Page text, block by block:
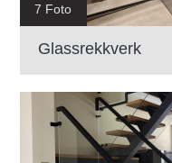
7 Foto
Glassrekkverk